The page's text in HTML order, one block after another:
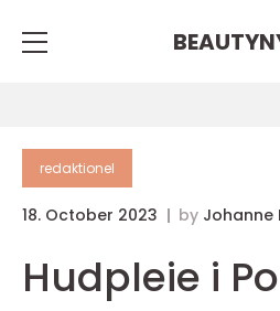
redaktionel
18. October 2023 by Johanne
Hudpleie i